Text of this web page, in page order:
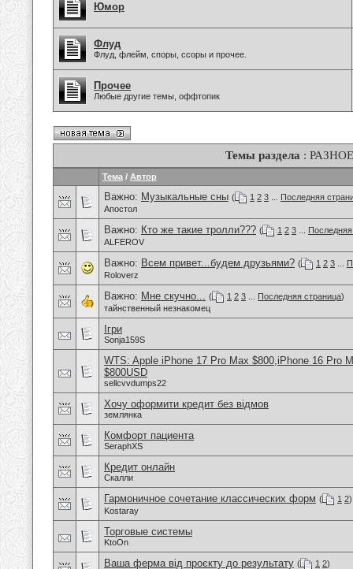
Юмор
Флуд
Флуд, флейм, споры, ссоры и прочее.
Прочее
Любые другие темы, оффтопик
Темы раздела : РАЗНОЕ
Тема / Автор
Важно: Музыкальные сны ( 1 2 3
Последняя
Апостол
Важно: Кто же такие тролли??? ( 1 2 3
ALFEROV
Важно: Всем привет...будем друзьями? ( 1 2 3
Roloverz
Важно: Мне скучно... ( 1 2 3 Последняя страница)
тайнственный незнакомец
Ігри
Sonja159S
WTS: Apple iPhone 17 Pro Max $800,iPhone 16 Pro
$800USD
sellcvvdumps22
Хочу оформити кредит без відмов
землянка
Комфорт пациента
SeraphXS
Кредит онлайн
Скалли
Гармоничное сочетание классических форм ( 1 2)
Kostaray
Торговые системы
KtoOn
Ваша ферма від проєкту до результату ( 1 2)